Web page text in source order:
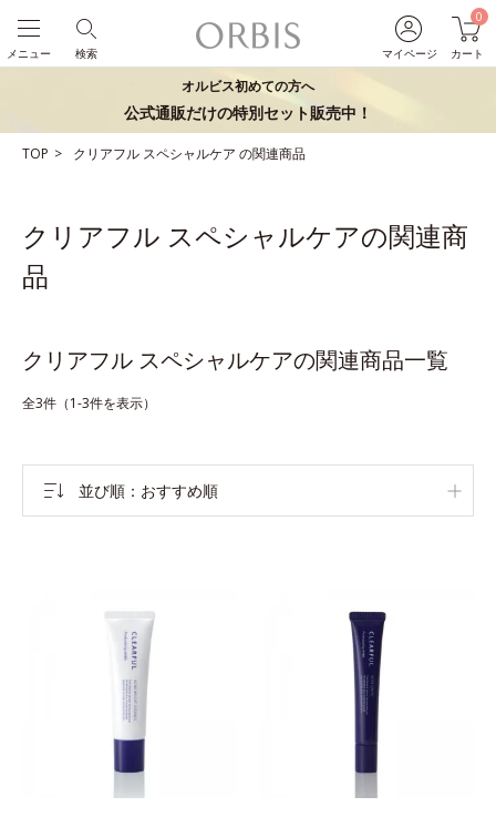
マイページ
0
カート
検索
メニュー
オルビス初めての方へ
公式通販だけの特別セット販売中！
TOP クリアフル スペシャルケア の関連商品
クリアフル スペシャルケアの関連商
品
クリアフル スペシャルケアの関連商品一覧
全3件（1-3件を表示）
並び順 おすすめ順